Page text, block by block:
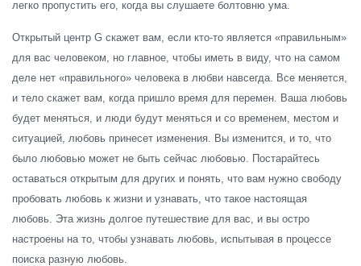
легко пропустить его, когда вы слушаете болтовню ума.
Открытый центр G скажет вам, если кто-то является «правильным»
для вас человеком, но главное, чтобы иметь в виду, что на самом
деле нет «правильного» человека в любви навсегда. Все меняется,
и тело скажет вам, когда пришло время для перемен. Ваша любовь
будет меняться, и люди будут меняться и со временем, местом и
ситуацией, любовь принесет изменения. Вы изменится, и то, что
было любовью может не быть сейчас любовью. Постарайтесь
оставаться открытым для других и понять, что вам нужно свободу
пробовать любовь к жизни и узнавать, что такое настоящая
любовь. Эта жизнь долгое путешествие для вас, и вы остро
настроены на то, чтобы узнавать любовь, испытывая в процессе
поиска разную любовь.